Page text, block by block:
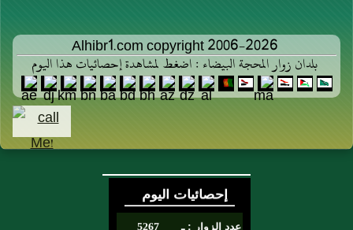
Alhibr1.com copyright 2006-2026
بلدان زوار المحجة البيضاء : اضغط لمشاهدة إحصائيات هذا اليوم